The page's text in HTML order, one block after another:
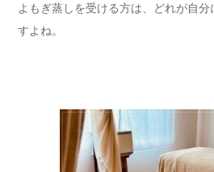
よもぎ蒸しを受ける方は、どれが自分
すよね。